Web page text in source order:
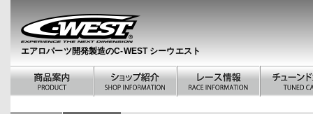
エアロパーツ開発製造のC-WEST シーウエスト